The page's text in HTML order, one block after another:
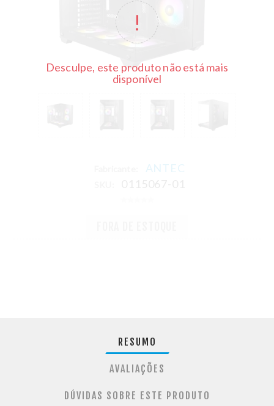
Desculpe, este produto não está mais
disponível
ANTEC
RESUMO
AVALIAÇÕES
DÚVIDAS SOBRE ESTE PRODUTO